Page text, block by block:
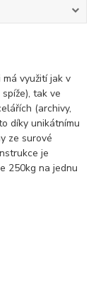
využití jak v
tak ve
(archivy,
díky unikátnímu
ze surové
je
250kg na jednu